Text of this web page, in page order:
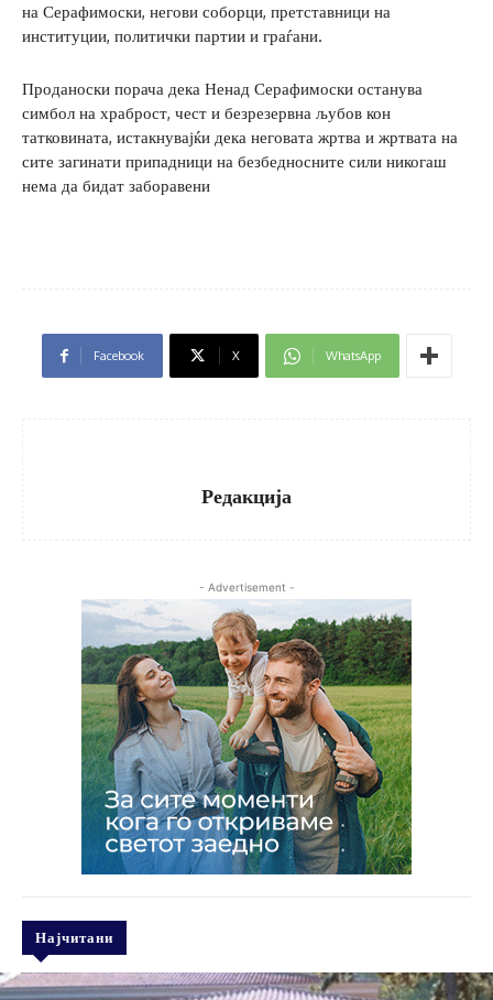
на Серафимоски, негови соборци, претставници на
институции, политички партии и граѓани.
Проданоски порача дека Ненад Серафимоски останува
симбол на храброст, чест и безрезервна љубов кон
татковината, истакнувајќи дека неговата жртва и жртвата на
сите загинати припадници на безбедносните сили никогаш
нема да бидат заборавени
Facebook X WhatsApp
Редакција
- Advertisement -
Најчитани